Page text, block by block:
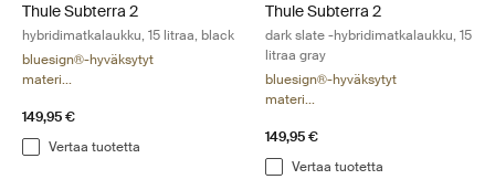
Thule Subterra 2
hybridimatkalaukku, 15 litraa, black
bluesign®-hyväksytyt
materi...
149,95 €
Vertaa tuotetta
Thule Subterra 2
dark slate -hybridimatkalaukku, 15
litraa gray
bluesign®-hyväksytyt
materi...
149,95 €
Vertaa tuotetta